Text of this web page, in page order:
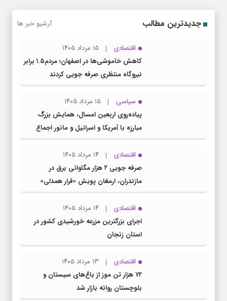
جدیدترین مطالب آرشیو خبر ها
اقتصادی
۱۵ مرداد ۱۴۰۵
کاهش خاموشی‌ها در اصفهان؛ مردم۱.۵ برابر
نیروگاه منتظری صرفه جویی کردند
سیاسی
۱۵ مرداد ۱۴۰۵
پیاده‌روی اربعین امسال، همایش بزرگ
مبارزه با آمریکا و اسرائیل و مانور اجماع
جبهه مقاومت و ملت‌های آزادی‌خواه در برابر
استکبار بود
اقتصادی
۱۴ مرداد ۱۴۰۵
صرفه جویی ۲ هزار مگاواتی برق در
مازندران، ارمغان پویش «قرار همدلی»
اقتصادی
۱۴ مرداد ۱۴۰۵
اجرای بزرگترین مزرعه خورشیدی کشور در
استان زنجان
اقتصادی
۱۳ مرداد ۱۴۰۵
۷۲ هزار تن موز از باغ‌های سیستان و
بلوچستان روانه بازار شد